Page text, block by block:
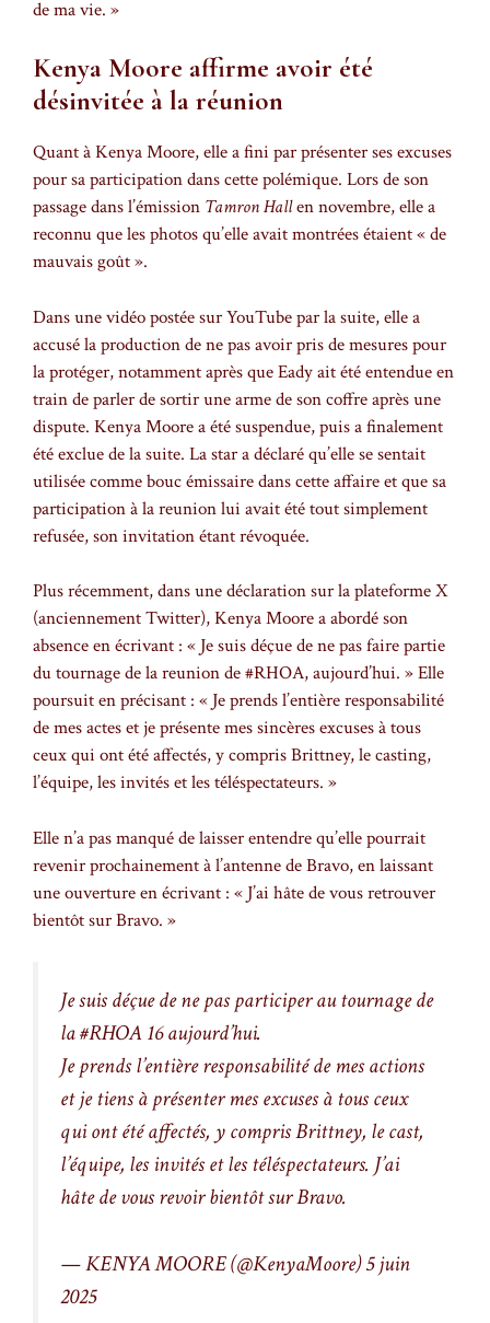
de ma vie. »
Kenya Moore affirme avoir été
désinvitée à la réunion
Quant à Kenya Moore, elle a fini par présenter ses excuses
pour sa participation dans cette polémique. Lors de son
passage dans l’émission Tamron Hallen novembre, elle a
reconnu que les photos qu’elle avait montrées étaient « de
mauvais goût ».
Dans une vidéo postée sur YouTube par la suite, elle a
accusé la production de ne pas avoir pris de mesures pour
la protéger, notamment après que Eady ait été entendue en
train de parler de sortir une arme de son coffre après une
dispute. Kenya Moore a été suspendue, puis a finalement
été exclue de la suite. La star a déclaré qu’elle se sentait
utilisée comme bouc émissaire dans cette affaire et que sa
participation à la reunion lui avait été tout simplement
refusée, son invitation étant révoquée.
Plus récemment, dans une déclaration sur la plateforme X
(anciennement Twitter), Kenya Moore a abordé son
absence en écrivant : « Je suis déçue de ne pas faire partie
du tournage de la reunion de #RHOA, aujourd’hui. » Elle
poursuit en précisant : « Je prends l’entière responsabilité
de mes actes et je présente mes sincères excuses à tous
ceux qui ont été affectés, y compris Brittney, le casting,
l’équipe, les invités et les téléspectateurs. »
Elle n’a pas manqué de laisser entendre qu’elle pourrait
revenir prochainement à l’antenne de Bravo, en laissant
une ouverture en écrivant : « J’ai hâte de vous retrouver
bientôt sur Bravo. »
Je suis déçue de ne pas participer au tournage de
la#RHOA16 aujourd’hui.
Je prends l’entière responsabilité de mes actions
et je tiens à présenter mes excuses à tous ceux
qui ont été affectés, y compris Brittney, le cast,
l’équipe, les invités et les téléspectateurs. J’ai
hâte de vous revoir bientôt sur Bravo.
— KENYA MOORE (@KenyaMoore)5 juin
2025